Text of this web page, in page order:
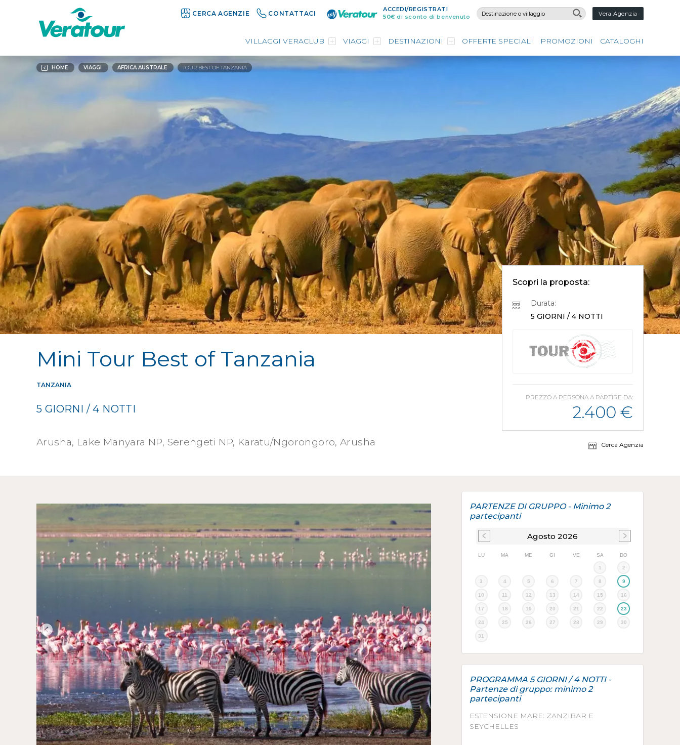
CERCA AGENZIE CONTATTACI
ACCEDI/REGISTRATI
50€ di sconto di benvenuto Vera Agenzia
VILLAGGI VERACLUB VIAGGI DESTINAZIONI OFFERTE SPECIALI PROMOZIONI CATALOGHI
HOME VIAGGI AFRICA AUSTRALE TOUR BEST OF TANZANIA
Mini Tour Best of Tanzania
TANZANIA
5 GIORNI / 4 NOTTI
Arusha, Lake Manyara NP, Serengeti NP, Karatu/Ngorongoro, Arusha
Scopri la proposta:
Durata:
5 GIORNI / 4 NOTTI
PREZZO A PERSONA A PARTIRE DA:
2.400 €
Cerca Agenzia
PARTENZE DI GRUPPO - Minimo 2
partecipanti
Agosto 2026
LU MA ME GI VE SA DO
1 2
3 4 5 6 7 8 9
10 11 12 13 14 15 16
17 18 19 20 21 22 23
24 25 26 27 28 29 30
31
PROGRAMMA 5 GIORNI / 4 NOTTI -
Partenze di gruppo: minimo 2
partecipanti
ESTENSIONE MARE: ZANZIBAR E
SEYCHELLES